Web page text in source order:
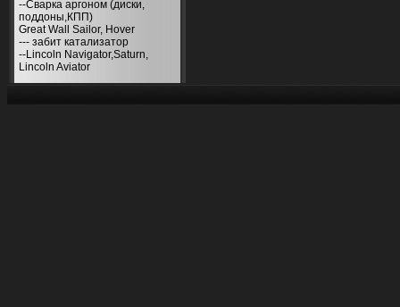
--Сварка аргоном (диски,
поддоны,КПП)
Great Wall Sailor, Hover
--- забит катализатор
--Lincoln Navigator,Saturn,
Lincoln Aviator